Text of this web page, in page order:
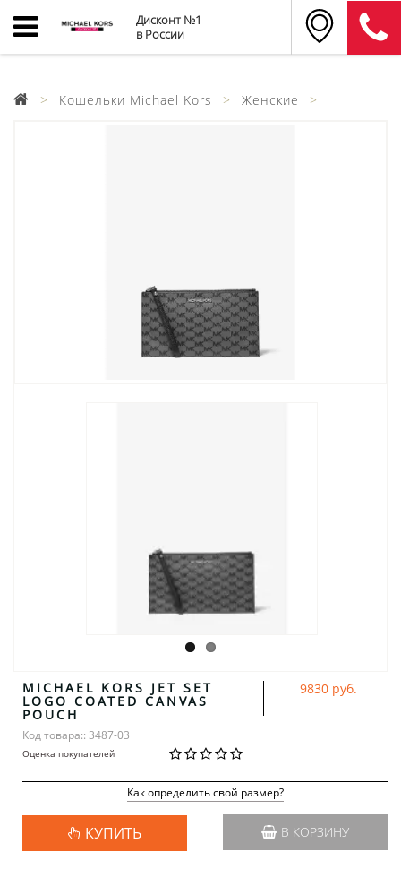
Дисконт №1
в России
Кошельки Michael Kors Женские
MICHAEL KORS JET SET
LOGO COATED CANVAS
POUCH
Код товара:: 3487-03
Оценка покупателей
9830 руб.
Как определить свой размер?
КУПИТЬ В КОРЗИНУ